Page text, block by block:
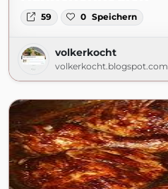
59 0 Speichern
volkerkocht
volkerkocht.blogspot.com